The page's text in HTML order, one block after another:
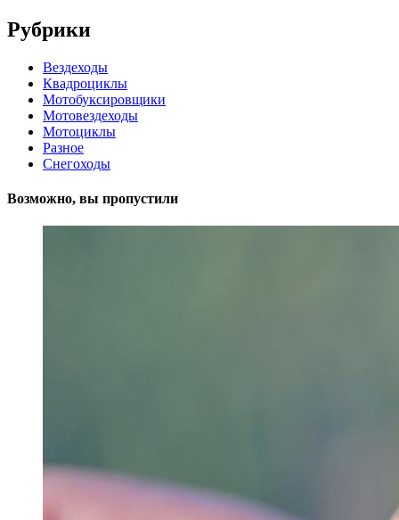
Рубрики
Вездеходы
Квадроциклы
Мотобуксировщики
Мотовездеходы
Мотоциклы
Разное
Снегоходы
Возможно, вы пропустили